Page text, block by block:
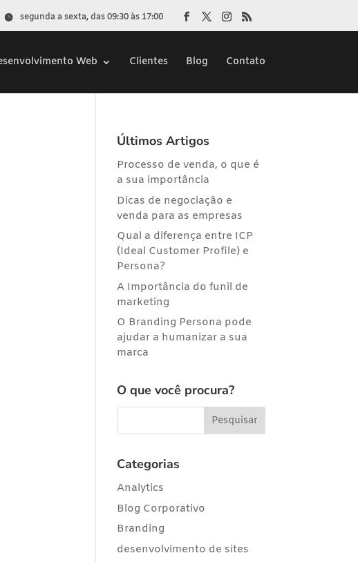
segunda a sexta, das 09:30 às 17:00
Web Clientes Blog Contato
Últimos Artigos
Processo de venda, o que é
a sua importância
Dicas de negociação e
venda para as empresas
Qual a diferença entre ICP
(Ideal Customer Profile) e
Persona?
A Importância do funil de
marketing
O Branding Persona pode
ajudar a humanizar a sua
marca
O que você procura?
Categorias
Analytics
Blog Corporativo
Branding
desenvolvimento de sites